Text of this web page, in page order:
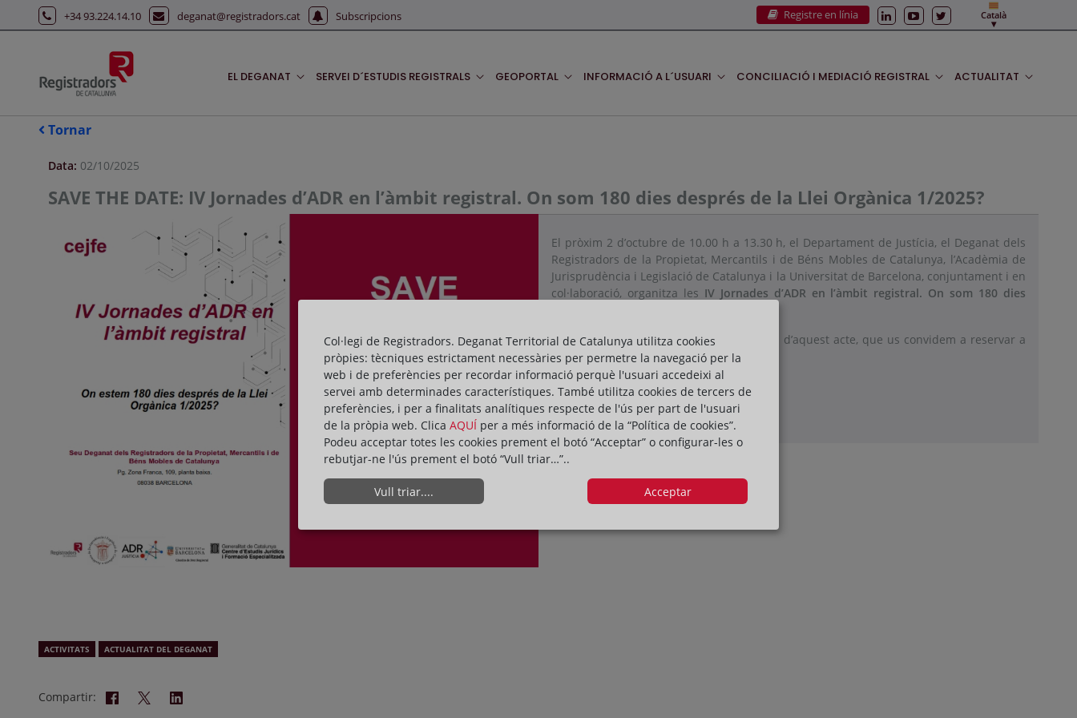
Salta al contingut principal
+34 93.224.14.10 deganat@registradors.cat Subscripcions Registre en línia Català
EL DEGANAT SERVEI D´ESTUDIS REGISTRALS GEOPORTAL INFORMACIÓ A L´USUARI CONCILIACIÓ I MEDIACIÓ REGISTRAL ACTUALITAT
Tornar
Data: 02/10/2025
SAVE THE DATE: IV Jornades d’ADR en l’àmbit registral. On som 180 dies després de la Llei Orgànica 1/2025?
ACTIVITATS ACTUALITAT DEL DEGANAT
Compartir:
El pròxim 2 d’octubre de 10.00 h a 13.30 h, el Departament de Justícia, el Deganat dels
Registradors de la Propietat, Mercantils i de Béns Mobles de Catalunya, l’Acadèmia de
Jurisprudència i Legislació de Catalunya i la Universitat de Barcelona, conjuntament i en
col·laboració, organitza les IV Jornades d’ADR en l’àmbit registral. On som 180 dies
Pròximament compartirem tots els detalls d’aquest acte, que us convidem a reservar a
la vostra agenda.
Modalitat: presencial, inscripció prèvia.
Col·legi de Registradors. Deganat Territorial de Catalunya utilitza cookies
pròpies: tècniques estrictament necessàries per permetre la navegació per la
web i de preferències per recordar informació perquè l'usuari accedeixi al
servei amb determinades característiques. També utilitza cookies de tercers de
preferències, i per a finalitats analítiques respecte de l'ús per part de l'usuari
de la pròpia web. Clica AQUÍ per a més informació de la “Política de cookies”.
Podeu acceptar totes les cookies prement el botó “Acceptar” o configurar-les o
rebutjar-ne l'ús prement el botó “Vull triar…”..
Vull triar.... Acceptar